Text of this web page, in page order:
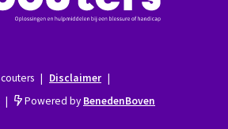
| Disclaimer |
| Powered by BenedenBoven